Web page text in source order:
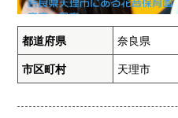
都道府県 奈良県
市区町村 天理市